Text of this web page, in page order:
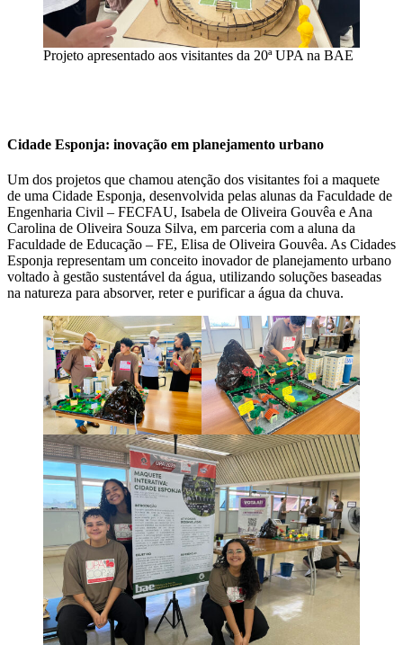
Projeto apresentado aos visitantes da 20ª UPA na BAE
Cidade Esponja: inovação em planejamento urbano
Um dos projetos que chamou atenção dos visitantes foi a maquete
de uma Cidade Esponja, desenvolvida pelas alunas da Faculdade de
Engenharia Civil – FECFAU, Isabela de Oliveira Gouvêa e Ana
Carolina de Oliveira Souza Silva, em parceria com a aluna da
Faculdade de Educação – FE, Elisa de Oliveira Gouvêa. As Cidades
Esponja representam um conceito inovador de planejamento urbano
voltado à gestão sustentável da água, utilizando soluções baseadas
na natureza para absorver, reter e purificar a água da chuva.